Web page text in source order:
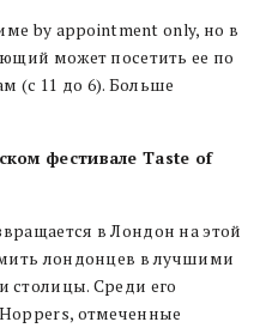
by appointment only, но в
может посетить ее по
(с 11 до 6). Больше
фестивале Taste of
в Лондон на этой
лондонцев в лучшими
Среди его
отмеченные